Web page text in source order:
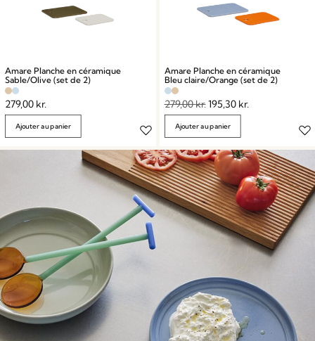
Amare Planche en céramique
Sable/Olive (set de 2)
279,00 kr.
Ajouter au panier
Amare Planche en céramique
Bleu claire/Orange (set de 2)
279,00kr.195,30 kr.
Ajouter au panier